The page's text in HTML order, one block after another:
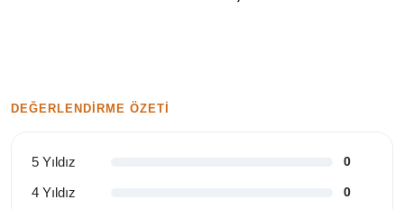
DEĞERLENDIRME ÖZETI
5 Yıldız 0
4 Yıldız 0